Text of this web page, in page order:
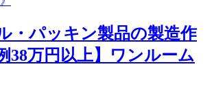
・パッキン製品の製造作
38万円以上】ワンルーム